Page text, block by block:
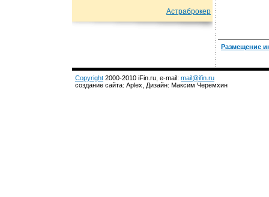
Астраброкер
Размещение
Copyright 2000-2010 iFin.ru, e-mail: mail@ifin.ru
создание сайта: Aplex, Дизайн: Максим Черемхин